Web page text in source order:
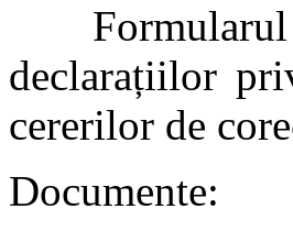
Formularul
declarațiilor
cererilor de
Documente: